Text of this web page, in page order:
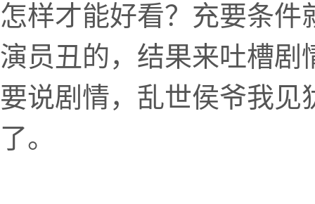
怎样才能好看？充要条
演员丑的，结果来吐槽剧
要说剧情，乱世侯爷我
了。